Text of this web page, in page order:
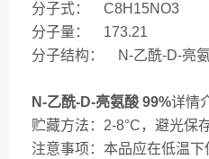
分子式： C8H15NO3
分子量： 173.21
分子结构： N-乙酰-D-亮
N-乙酰-D-亮氨酸 99%详情
贮藏方法：2-8°C，避光保存
注意事项：本品应在低温下